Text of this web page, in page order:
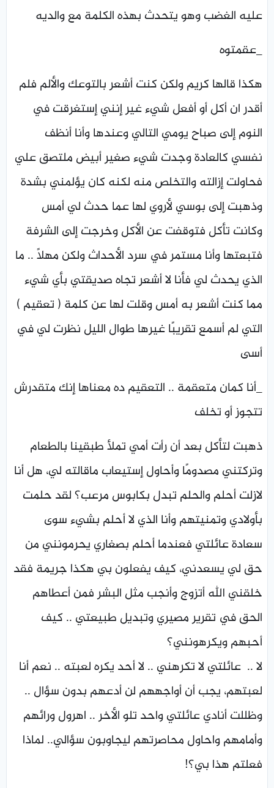
عليه الغضب وهو يتحدث بهذه الكلمة مع والديه
_عقمتوه
هكذا قالها كريم ولكن كنت أشعر بالتوعك والألم فلم
أقدر ان أكل أو أفعل شيء غير إنني إستغرقت في
النوم إلى صباح يومي التالي وعندها وأنا أنظف
نفسي كالعادة وجدت شيء صغير أبيض ملتصق علي
فحاولت إزالته والتخلص منه لكنه كان يؤلمني بشدة
وذهبت إلى بوسي لأروي لها عما حدث لي أمس
وكانت تأكل فتوقفت عن الأكل وخرجت إلى الشرفة
فتبعتها وأنا مستمر في سرد الأحداث ولكن مهلًا .. ما
الذي يحدث لي فأنا لا أشعر تجاه صديقتي بأي شيء
مما كنت أشعر به أمس وقلت لها عن كلمة ( تعقيم )
التي لم أسمع تقريبًا غيرها طوال الليل نظرت لي في
أسى
_أنا كمان متعقمة .. التعقيم ده معناها إنك متقدرش
تتجوز أو تخلف
ذهبت لتأكل بعد أن رأت أمي تملأ طبقينا بالطعام
وتركتني مصدومًا وأحاول إستيعاب ماقالته لي، هل أنا
لازلت أحلم والحلم تبدل بكابوس مرعب؟ لقد حلمت
بأولادي وتمنيتهم وأنا الذي لا أحلم بشيء سوى
سعادة عائلتي فعندما أحلم بصغاري يحرمونني من
حق لي يسعدني، كيف يفعلون بي هكذا جريمة فقد
خلقني الله أتزوج وأنجب مثل البشر فمن أعطاهم
الحق في تقرير مصيري وتبديل طبيعتي .. كيف
أحبهم ويكرهونني؟
لا .. عائلتي لا تكرهني .. لا أحد يكره لعبته .. نعم أنا
لعبتهم، يجب أن أواجههم لن أدعهم بدون سؤال ..
وظللت أنادي عائلتي واحد تلو الأخر .. اهرول ورائهم
وأمامهم واحاول محاصرتهم ليجاوبون سؤالي.. لماذا
فعلتم هذا بي؟!